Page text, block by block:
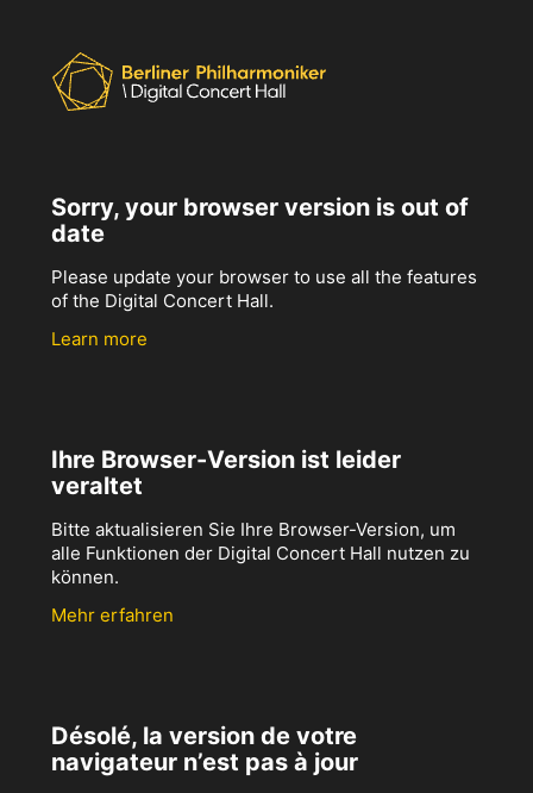
Sorry, your browser version is out of
date
Please update your browser to use all the features
of the Digital Concert Hall.
Learn more
Ihre Browser-Version ist leider
veraltet
Bitte aktualisieren Sie Ihre Browser-Version, um
alle Funktionen der Digital Concert Hall nutzen zu
können.
Mehr erfahren
Désolé, la version de votre
navigateur n’est pas à jour